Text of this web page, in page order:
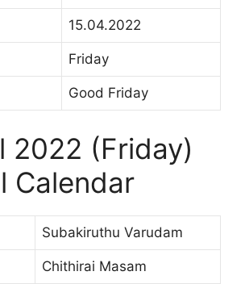
15.04.2022
Friday
Good Friday
2022 (Friday)
Calendar
Subakiruthu Varudam
Chithirai Masam